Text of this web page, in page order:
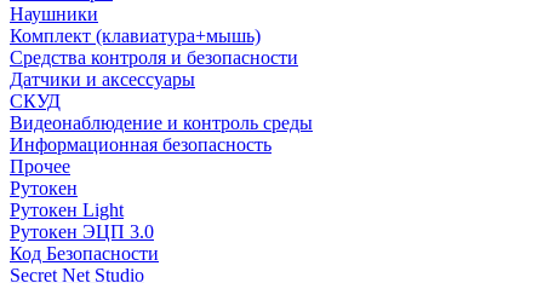
Наушники
Комплект (клавиатура+мышь)
Средства контроля и безопасности
Датчики и аксессуары
СКУД
Видеонаблюдение и контроль среды
Информационная безопасность
Прочее
Рутокен
Рутокен Light
Рутокен ЭЦП 3.0
Код Безопасности
Secret Net Studio